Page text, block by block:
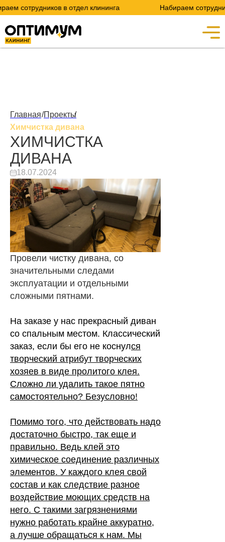
в отдел клининга Набираем сотрудников
Главная/Проекты/
Химчистка дивана
ХИМЧИСТКА
ДИВАНА
18.07.2024
Провели чистку дивана, со
значительными следами
эксплуатации и отдельными
сложными пятнами.
На заказе у нас прекрасный диван
со спальным местом. Классический
заказ, если бы его не коснулся
творческий атрибут творческих
хозяев в виде пролитого клея.
Сложно ли удалить такое пятно
самостоятельно? Безусловно!
Помимо того, что действовать надо
достаточно быстро, так еще и
правильно. Ведь клей это
химическое соединение различных
элементов. У каждого клея свой
состав и как следствие разное
воздействие моющих средств на
него. С такими загрязнениями
нужно работать крайне аккуратно,
а лучше обращаться к нам. Мы